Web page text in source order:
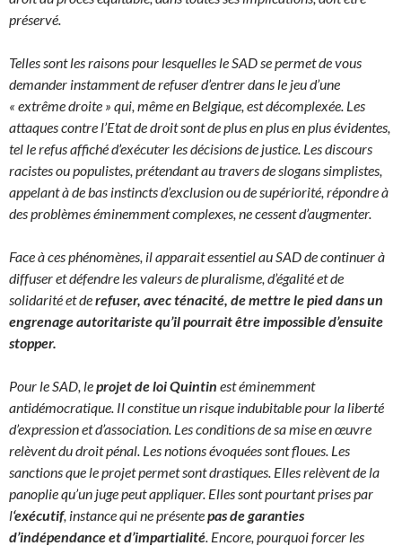
préservé.
Telles sont les raisons pour lesquelles le SAD se permet de vous
demander instamment de refuser d’entrer dans le jeu d’une
« extrême droite » qui, même en Belgique, est décomplexée. Les
attaques contre l’Etat de droit sont de plus en plus en plus évidentes,
tel le refus affiché d’exécuter les décisions de justice. Les discours
racistes ou populistes, prétendant au travers de slogans simplistes,
appelant à de bas instincts d’exclusion ou de supériorité, répondre à
des problèmes éminemment complexes, ne cessent d’augmenter.
Face à ces phénomènes, il apparait essentiel au SAD de continuer à
diffuser et défendre les valeurs de pluralisme, d’égalité et de
solidarité et derefuser, avec ténacité, de mettre le pied dans un
engrenage autoritariste qu’il pourrait être impossible d’ensuite
stopper.
Pour le SAD, leprojet de loi Quintin est éminemment
antidémocratique. Il constitue un risque indubitable pour la liberté
d’expression et d’association. Les conditions de sa mise en œuvre
relèvent du droit pénal. Les notions évoquées sont floues. Les
sanctions que le projet permet sont drastiques. Elles relèvent de la
panoplie qu’un juge peut appliquer. Elles sont pourtant prises par
l‘exécutif, instance qui ne présentepas de garanties
d’indépendance et d’impartialité . Encore, pourquoi forcer les